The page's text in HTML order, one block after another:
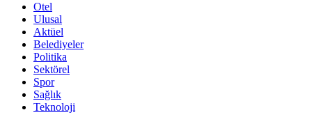
Otel
Ulusal
Aktüel
Belediyeler
Politika
Sektörel
Spor
Sağlık
Teknoloji